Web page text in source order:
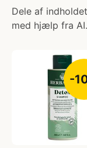
Dele af
med hjælp fra AI.
-